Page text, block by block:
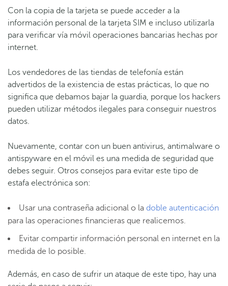
Con la copia de la tarjeta se puede acceder a la
información personal de la tarjeta SIM e incluso utilizarla
para verificar vía móvil operaciones bancarias hechas por
internet.
Los vendedores de las tiendas de telefonía están
advertidos de la existencia de estas prácticas, lo que no
significa que debamos bajar la guardia, porque los hackers
pueden utilizar métodos ilegales para conseguir nuestros
datos.
Nuevamente, contar con un buen antivirus, antimalware o
antispyware en el móvil es una medida de seguridad que
debes seguir. Otros consejos para evitar este tipo de
estafa electrónica son:
Usar una contraseña adicional o la doble autenticación
para las operaciones financieras que realicemos.
Evitar compartir información personal en internet en la
medida de lo posible.
Además, en caso de sufrir un ataque de este tipo, hay una